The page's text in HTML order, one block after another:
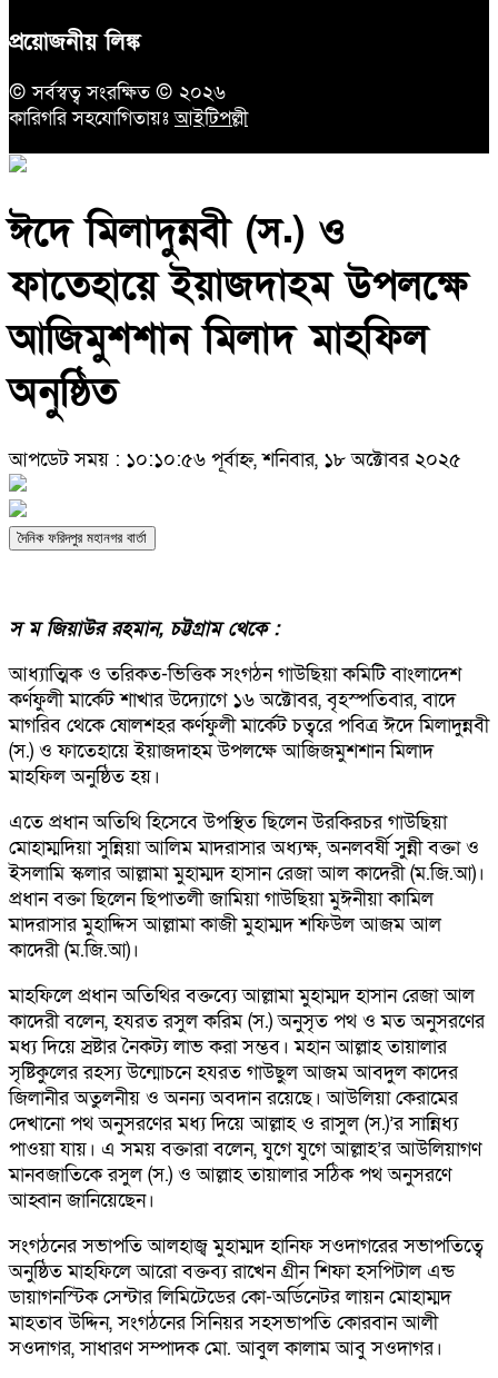
প্রয়োজনীয় লিঙ্ক
© সর্বস্বত্ব সংরক্ষিত © ২০২৬
কারিগরি সহযোগিতায়ঃআইটিপল্লী
ঈদে মিলাদুন্নবী (স.) ও
ফাতেহায়ে ইয়াজদাহম উপলক্ষে
আজিমুশশান মিলাদ মাহফিল
অনুষ্ঠিত
আপডেট সময় : ১০:১০:৫৬ পূর্বাহ্ন, শনিবার, ১৮ অক্টোবর ২০২৫
দৈনিক ফরিদপুর মহানগর বার্তা
স ম জিয়াউর রহমান, চট্টগ্রাম থেকে :
আধ্যাত্মিক ও তরিকত-ভিত্তিক সংগঠন গাউছিয়া কমিটি বাংলাদেশ
কর্ণফুলী মার্কেট শাখার উদ্যোগে ১৬ অক্টোবর, বৃহস্পতিবার, বাদে
মাগরিব থেকে ষোলশহর কর্ণফুলী মার্কেট চত্বরে পবিত্র ঈদে মিলাদুন্নবী
(স.) ও ফাতেহায়ে ইয়াজদাহম উপলক্ষে আজিজমুশশান মিলাদ
মাহফিল অনুষ্ঠিত হয়।
এতে প্রধান অতিথি হিসেবে উপস্থিত ছিলেন উরকিরচর গাউছিয়া
মোহাম্মদিয়া সুন্নিয়া আলিম মাদরাসার অধ্যক্ষ, অনলবর্ষী সুন্নী বক্তা ও
ইসলামি স্কলার আল্লামা মুহাম্মদ হাসান রেজা আল কাদেরী (ম.জি.আ)।
প্রধান বক্তা ছিলেন ছিপাতলী জামিয়া গাউছিয়া মুঈনীয়া কামিল
মাদরাসার মুহাদ্দিস আল্লামা কাজী মুহাম্মদ শফিউল আজম আল
কাদেরী (ম.জি.আ)।
মাহফিলে প্রধান অতিথির বক্তব্যে আল্লামা মুহাম্মদ হাসান রেজা আল
কাদেরী বলেন, হযরত রসুল করিম (স.) অনুসৃত পথ ও মত অনুসরণের
মধ্য দিয়ে স্রষ্টার নৈকট্য লাভ করা সম্ভব। মহান আল্লাহ তায়ালার
সৃষ্টিকুলের রহস্য উন্মোচনে হযরত গাউছুল আজম আবদুল কাদের
জিলানীর অতুলনীয় ও অনন্য অবদান রয়েছে। আউলিয়া কেরামের
দেখানো পথ অনুসরণের মধ্য দিয়ে আল্লাহ ও রাসুল (স.)’র সান্নিধ্য
পাওয়া যায়। এ সময় বক্তারা বলেন, যুগে যুগে আল্লাহ’র আউলিয়াগণ
মানবজাতিকে রসুল (স.) ও আল্লাহ তায়ালার সঠিক পথ অনুসরণে
আহ্বান জানিয়েছেন।
সংগঠনের সভাপতি আলহাজ্ব মুহাম্মদ হানিফ সওদাগরের সভাপতিত্বে
অনুষ্ঠিত মাহফিলে আরো বক্তব্য রাখেন গ্রীন শিফা হসপিটাল এন্ড
ডায়াগনস্টিক সেন্টার লিমিটেডের কো-অর্ডিনেটর লায়ন মোহাম্মদ
মাহতাব উদ্দিন, সংগঠনের সিনিয়র সহসভাপতি কোরবান আলী
সওদাগর, সাধারণ সম্পাদক মো. আবুল কালাম আবু সওদাগর।